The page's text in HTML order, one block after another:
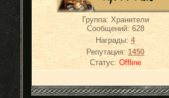
Группа: Хранители
Сообщений: 628
Награды: 4
Репутация:1450
Статус: Offline